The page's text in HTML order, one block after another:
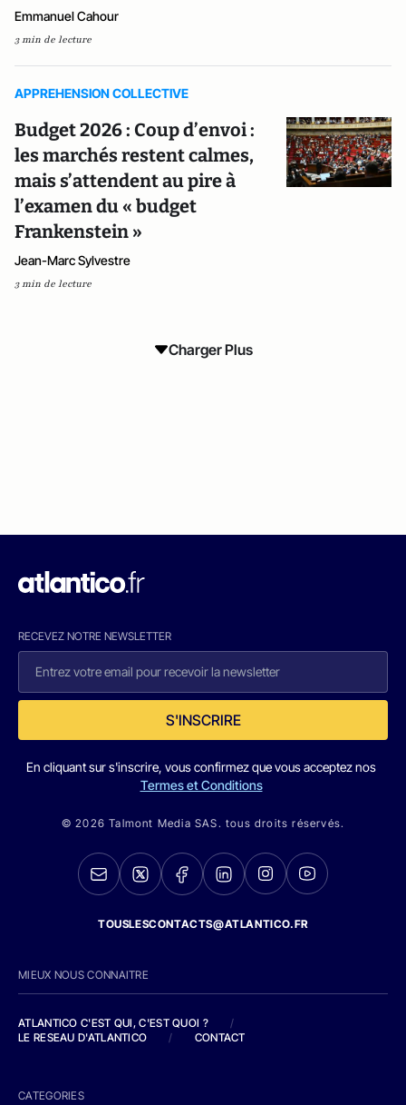
Emmanuel Cahour
3 min de lecture
APPREHENSION COLLECTIVE
Budget 2026 : Coup d’envoi :
les marchés restent calmes,
mais s’attendent au pire à
l’examen du « budget
Frankenstein »
Jean-Marc Sylvestre
3 min de lecture
Charger Plus
RECEVEZ NOTRE NEWSLETTER
S'INSCRIRE
En cliquant sur s'inscrire, vous confirmez que vous acceptez nos
Termes et Conditions
© 2026 Talmont Media SAS. tous droits réservés.
TOUSLESCONTACTS@ATLANTICO.FR
MIEUX NOUS CONNAITRE
ATLANTICO C'EST QUI, C'EST QUOI ?
/
LE RESEAU D'ATLANTICO
/ CONTACT
CATEGORIES